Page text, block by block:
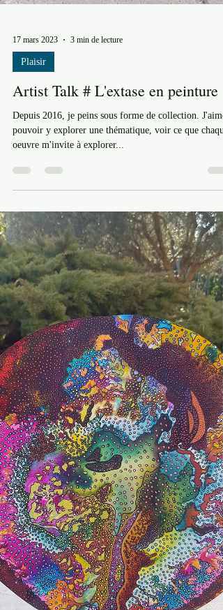
17 mars 2023 3 min de lecture
Plaisir
Artist Talk # L'extase en peinture
Depuis 2016, je peins sous forme de collection. J'aime